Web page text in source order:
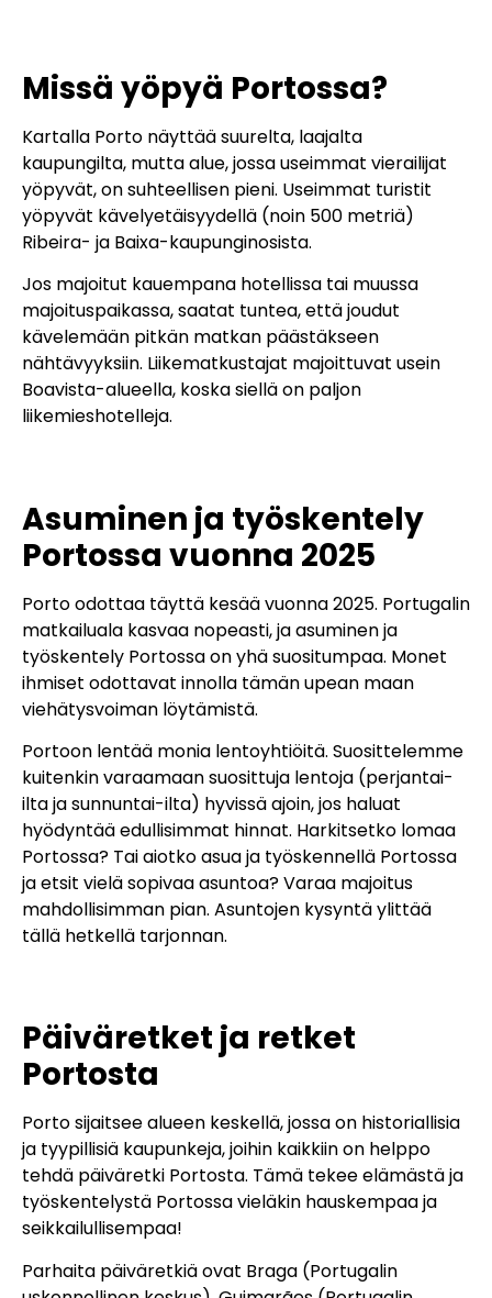
Missä yöpyä Portossa?
Kartalla Porto näyttää suurelta, laajalta
kaupungilta, mutta alue, jossa useimmat vierailijat
yöpyvät, on suhteellisen pieni. Useimmat turistit
yöpyvät kävelyetäisyydellä (noin 500 metriä)
Ribeira- ja Baixa-kaupunginosista.
Jos majoitut kauempana hotellissa tai muussa
majoituspaikassa, saatat tuntea, että joudut
kävelemään pitkän matkan päästäkseen
nähtävyyksiin. Liikematkustajat majoittuvat usein
Boavista-alueella, koska siellä on paljon
liikemieshotelleja.
Asuminen ja työskentely
Portossa vuonna 2025
Porto odottaa täyttä kesää vuonna 2025. Portugalin
matkailuala kasvaa nopeasti, ja asuminen ja
työskentely Portossa on yhä suositumpaa. Monet
ihmiset odottavat innolla tämän upean maan
viehätysvoiman löytämistä.
Portoon lentää monia lentoyhtiöitä. Suosittelemme
kuitenkin varaamaan suosittuja lentoja (perjantai-
ilta ja sunnuntai-ilta) hyvissä ajoin, jos haluat
hyödyntää edullisimmat hinnat. Harkitsetko lomaa
Portossa? Tai aiotko asua ja työskennellä Portossa
ja etsit vielä sopivaa asuntoa? Varaa majoitus
mahdollisimman pian. Asuntojen kysyntä ylittää
tällä hetkellä tarjonnan.
Päiväretket ja retket
Portosta
Porto sijaitsee alueen keskellä, jossa on historiallisia
ja tyypillisiä kaupunkeja, joihin kaikkiin on helppo
tehdä päiväretki Portosta. Tämä tekee elämästä ja
työskentelystä Portossa vieläkin hauskempaa ja
seikkailullisempaa!
Parhaita päiväretkiä ovat Braga (Portugalin